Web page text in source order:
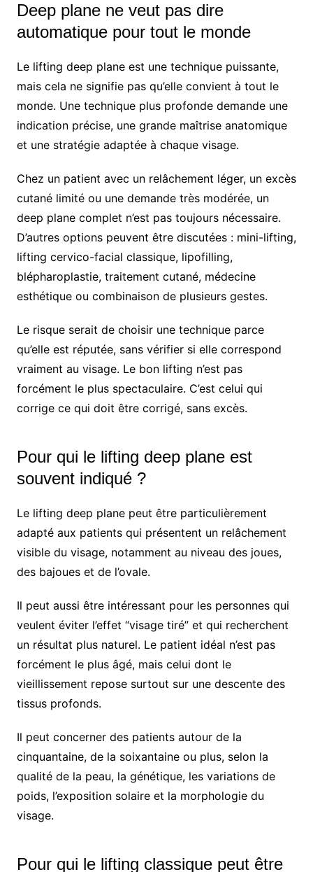
Deep plane ne veut pas dire
automatique pour tout le monde
Le lifting deep plane est une technique puissante,
mais cela ne signifie pas qu’elle convient à tout le
monde. Une technique plus profonde demande une
indication précise, une grande maîtrise anatomique
et une stratégie adaptée à chaque visage.
Chez un patient avec un relâchement léger, un excès
cutané limité ou une demande très modérée, un
deep plane complet n’est pas toujours nécessaire.
D’autres options peuvent être discutées : mini-lifting,
lifting cervico-facial classique, lipofilling,
blépharoplastie, traitement cutané, médecine
esthétique ou combinaison de plusieurs gestes.
Le risque serait de choisir une technique parce
qu’elle est réputée, sans vérifier si elle correspond
vraiment au visage. Le bon lifting n’est pas
forcément le plus spectaculaire. C’est celui qui
corrige ce qui doit être corrigé, sans excès.
Pour qui le lifting deep plane est
souvent indiqué ?
Le lifting deep plane peut être particulièrement
adapté aux patients qui présentent un relâchement
visible du visage, notamment au niveau des joues,
des bajoues et de l’ovale.
Il peut aussi être intéressant pour les personnes qui
veulent éviter l’effet “visage tiré” et qui recherchent
un résultat plus naturel. Le patient idéal n’est pas
forcément le plus âgé, mais celui dont le
vieillissement repose surtout sur une descente des
tissus profonds.
Il peut concerner des patients autour de la
cinquantaine, de la soixantaine ou plus, selon la
qualité de la peau, la génétique, les variations de
poids, l’exposition solaire et la morphologie du
visage.
Pour qui le lifting classique peut être